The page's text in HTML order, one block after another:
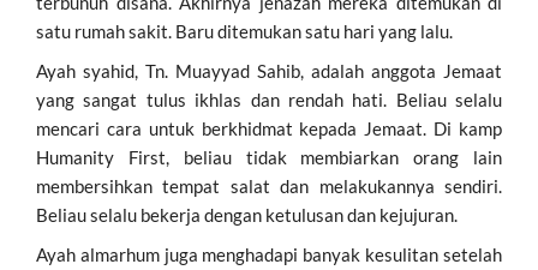
satu rumah sakit. Baru ditemukan satu hari yang lalu.
Ayah syahid, Tn. Muayyad Sahib, adalah anggota Jemaat
yang sangat tulus ikhlas dan rendah hati. Beliau selalu
mencari cara untuk berkhidmat kepada Jemaat. Di kamp
Humanity First, beliau tidak membiarkan orang lain
membersihkan tempat salat dan melakukannya sendiri.
Beliau selalu bekerja dengan ketulusan dan kejujuran.
Ayah almarhum juga menghadapi banyak kesulitan setelah